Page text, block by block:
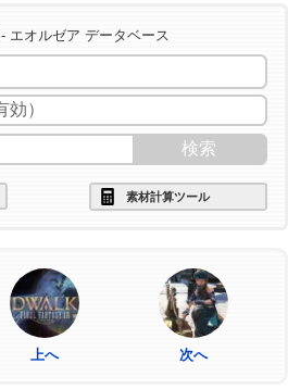
- エオルゼア データベース
素材計算ツール
上へ 次へ